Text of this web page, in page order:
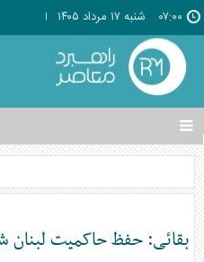
۰۷:۰۰ شنبه ۱۷ مرداد ۱۴۰۵
تغییر
وضعیت
منوی
ها
بقائی: حفظ حاکمیت لبنان